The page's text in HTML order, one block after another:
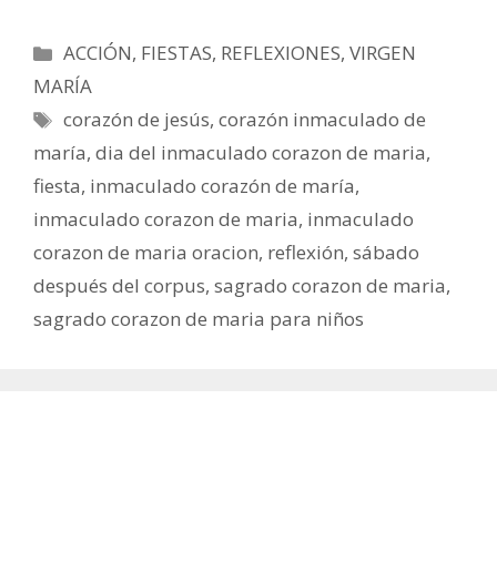
Categorías
ACCIÓN, FIESTAS, REFLEXIONES,VIRGEN
MARÍA
Etiquetas
corazón de jesús,corazón inmaculado de
maría, dia del inmaculado corazon de maria,
fiesta, inmaculado corazón de maría,
inmaculado corazon de maria, inmaculado
corazon de maria oracion, reflexión, sábado
después del corpus, sagrado corazon de maria,
sagrado corazon de maria para niños